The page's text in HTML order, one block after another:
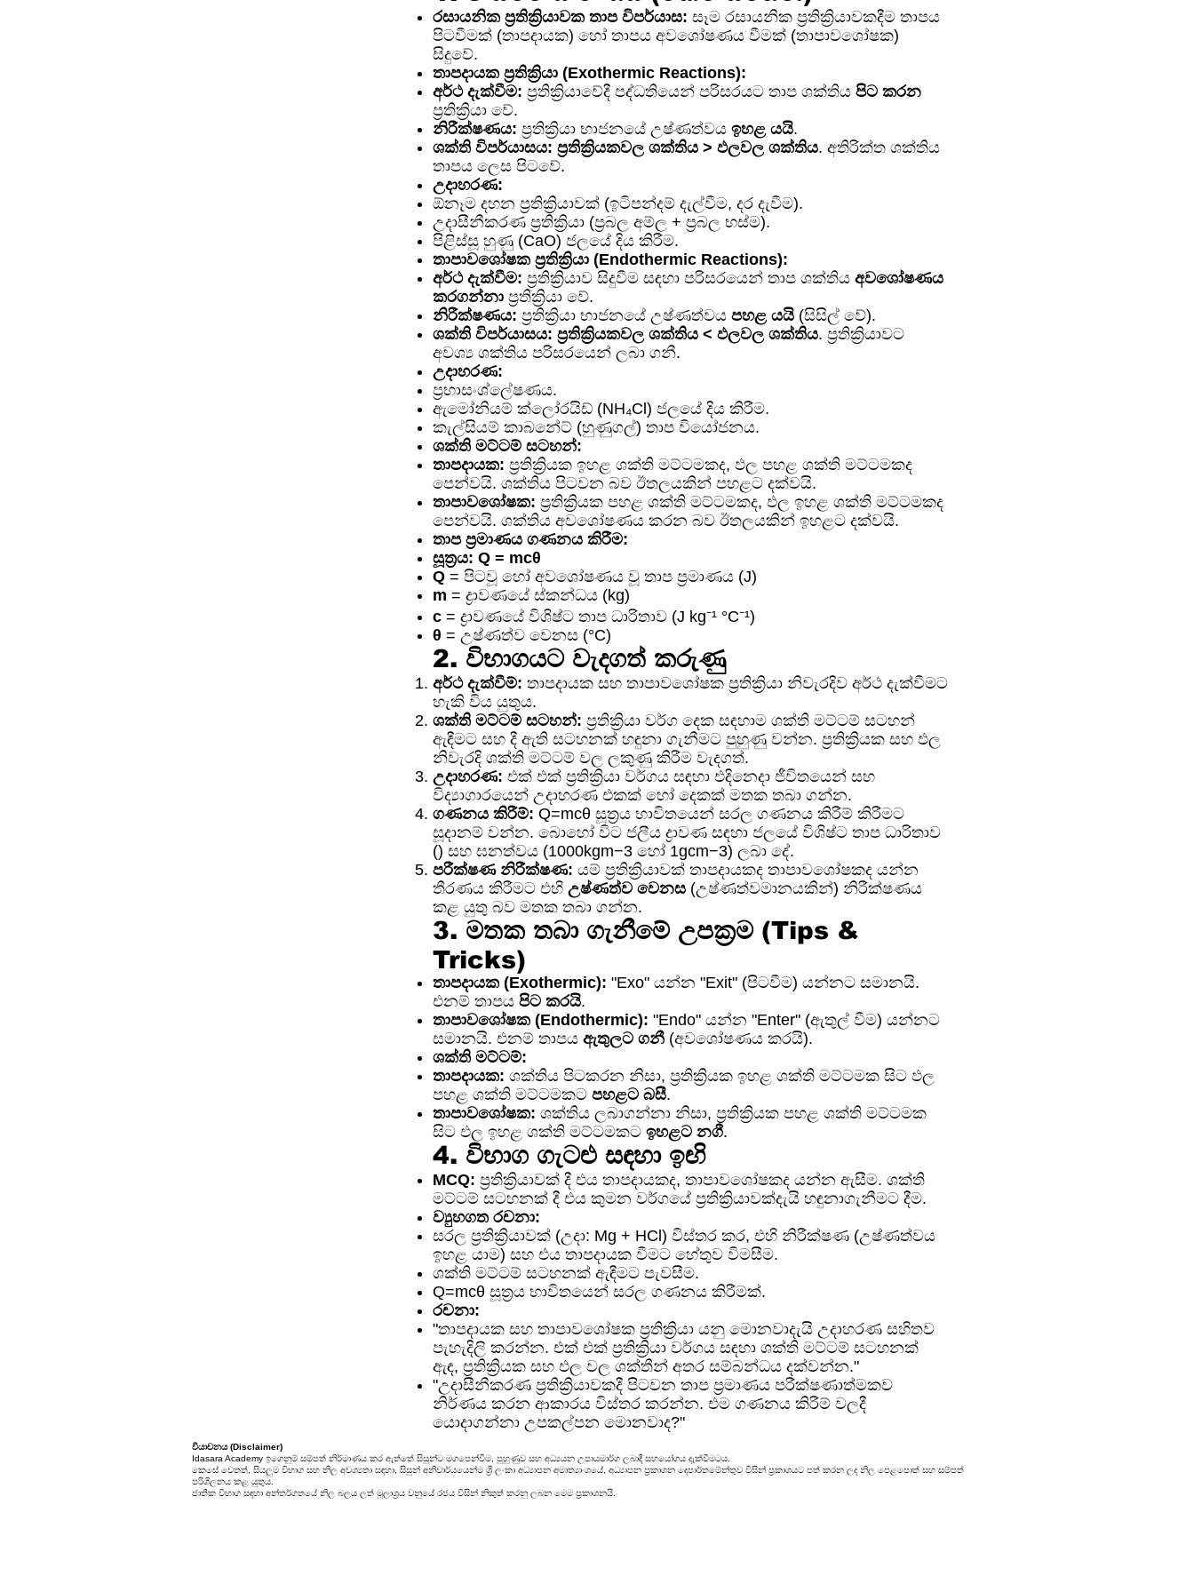
රසායනික ප්‍රතික්‍රියාවක තාප විපර්යාස: සෑම රසායනික ප්‍රතික්‍රියාවකදීම තාපය
පිටවීමක් (තාපදායක) හෝ තාපය අවශෝෂණය වීමක් (තාපාවශෝෂක)
සිදුවේ.
තාපදායක ප්‍රතික්‍රියා (Exothermic Reactions):
අර්ථ දැක්වීම: ප්‍රතික්‍රියාවේදී පද්ධතියෙන් පරිසරයට තාප ශක්තිය පිට කරන
ප්‍රතික්‍රියා වේ.
නිරීක්ෂණය: ප්‍රතික්‍රියා භාජනයේ උෂ්ණත්වය ඉහළ යයි.
ශක්ති විපර්යාසය: ප්‍රතික්‍රියකවල ශක්තිය > ඵලවල ශක්තිය. අතිරික්ත ශක්තිය
තාපය ලෙස පිටවේ.
උදාහරණ:
ඕනෑම දහන ප්‍රතික්‍රියාවක් (ඉටිපන්දම් දැල්වීම, දර දැවීම).
උදාසීනීකරණ ප්‍රතික්‍රියා (ප්‍රබල අම්ල + ප්‍රබල භස්ම).
පිළිස්සූ හුණු (CaO) ජලයේ දිය කිරීම.
තාපාවශෝෂක ප්‍රතික්‍රියා (Endothermic Reactions):
අර්ථ දැක්වීම: ප්‍රතික්‍රියාව සිදුවීම සඳහා පරිසරයෙන් තාප ශක්තිය අවශෝෂණය
කරගන්නා ප්‍රතික්‍රියා වේ.
නිරීක්ෂණය: ප්‍රතික්‍රියා භාජනයේ උෂ්ණත්වය පහළ යයි (සිසිල් වේ).
ශක්ති විපර්යාසය: ප්‍රතික්‍රියකවල ශක්තිය < ඵලවල ශක්තිය. ප්‍රතික්‍රියාවට
අවශ්‍ය ශක්තිය පරිසරයෙන් ලබා ගනී.
උදාහරණ:
ප්‍රභාසංශ්ලේෂණය.
ඇමෝනියම් ක්ලෝරයිඩ් (NH₄Cl) ජලයේ දිය කිරීම.
කැල්සියම් කාබනේට් (හුණුගල්) තාප වියෝජනය.
ශක්ති මට්ටම් සටහන්:
තාපදායක: ප්‍රතික්‍රියක ඉහළ ශක්ති මට්ටමකද, ඵල පහළ ශක්ති මට්ටමකද
පෙන්වයි. ශක්තිය පිටවන බව ඊතලයකින් පහළට දක්වයි.
තාපාවශෝෂක: ප්‍රතික්‍රියක පහළ ශක්ති මට්ටමකද, ඵල ඉහළ ශක්ති මට්ටමකද
පෙන්වයි. ශක්තිය අවශෝෂණය කරන බව ඊතලයකින් ඉහළට දක්වයි.
තාප ප්‍රමාණය ගණනය කිරීම:
සූත්‍රය: Q = mcθ
Q = පිටවූ හෝ අවශෝෂණය වූ තාප ප්‍රමාණය (J)
m = ද්‍රාවණයේ ස්කන්ධය (kg)
c = ද්‍රාවණයේ විශිෂ්ට තාප ධාරිතාව (J kg⁻¹ °C⁻¹)
θ = උෂ්ණත්ව වෙනස (°C)
2. විභාගයට වැදගත් කරුණු
අර්ථ දැක්වීම්: තාපදායක සහ තාපාවශෝෂක ප්‍රතික්‍රියා නිවැරදිව අර්ථ දැක්වීමට
හැකි විය යුතුය.
ශක්ති මට්ටම් සටහන්: ප්‍රතික්‍රියා වර්ග දෙක සඳහාම ශක්ති මට්ටම් සටහන්
ඇඳීමට සහ දී ඇති සටහනක් හඳුනා ගැනීමට පුහුණු වන්න. ප්‍රතික්‍රියක සහ ඵල
නිවැරදි ශක්ති මට්ටම් වල ලකුණු කිරීම වැදගත්.
උදාහරණ: එක් එක් ප්‍රතික්‍රියා වර්ගය සඳහා එදිනෙදා ජීවිතයෙන් සහ
විද්‍යාගාරයෙන් උදාහරණ එකක් හෝ දෙකක් මතක තබා ගන්න.
ගණනය කිරීම්: Q=mcθ සූත්‍රය භාවිතයෙන් සරල ගණනය කිරීම් කිරීමට
සූදානම් වන්න. බොහෝ විට ජලීය ද්‍රාවණ සඳහා ජලයේ විශිෂ්ට තාප ධාරිතාව
() සහ ඝනත්වය (1000kgm−3 හෝ 1gcm−3) ලබා දේ.
පරීක්ෂණ නිරීක්ෂණ: යම් ප්‍රතික්‍රියාවක් තාපදායකද තාපාවශෝෂකද යන්න
තීරණය කිරීමට එහි උෂ්ණත්ව වෙනස (උෂ්ණත්වමානයකින්) නිරීක්ෂණය
කළ යුතු බව මතක තබා ගන්න.
3. මතක තබා ගැනීමේ උපක්‍රම (Tips &
Tricks)
තාපදායක (Exothermic): "Exo" යන්න "Exit" (පිටවීම) යන්නට සමානයි.
එනම් තාපය පිට කරයි.
තාපාවශෝෂක (Endothermic): "Endo" යන්න "Enter" (ඇතුල් වීම) යන්නට
සමානයි. එනම් තාපය ඇතුලට ගනී (අවශෝෂණය කරයි).
ශක්ති මට්ටම්:
තාපදායක: ශක්තිය පිටකරන නිසා, ප්‍රතික්‍රියක ඉහළ ශක්ති මට්ටමක සිට ඵල
පහළ ශක්ති මට්ටමකට පහළට බසී.
තාපාවශෝෂක: ශක්තිය ලබාගන්නා නිසා, ප්‍රතික්‍රියක පහළ ශක්ති මට්ටමක
සිට ඵල ඉහළ ශක්ති මට්ටමකට ඉහළට නගී.
4. විභාග ගැටළු සඳහා ඉඟි
MCQ: ප්‍රතික්‍රියාවක් දී එය තාපදායකද, තාපාවශෝෂකද යන්න ඇසීම. ශක්ති
මට්ටම් සටහනක් දී එය කුමන වර්ගයේ ප්‍රතික්‍රියාවක්දැයි හඳුනාගැනීමට දීම.
ව්‍යුහගත රචනා:
සරල ප්‍රතික්‍රියාවක් (උදා: Mg + HCl) විස්තර කර, එහි නිරීක්ෂණ (උෂ්ණත්වය
ඉහළ යාම) සහ එය තාපදායක වීමට හේතුව විමසීම.
ශක්ති මට්ටම් සටහනක් ඇඳීමට පැවසීම.
Q=mcθ සූත්‍රය භාවිතයෙන් සරල ගණනය කිරීමක්.
රචනා:
"තාපදායක සහ තාපාවශෝෂක ප්‍රතික්‍රියා යනු මොනවාදැයි උදාහරණ සහිතව
පැහැදිලි කරන්න. එක් එක් ප්‍රතික්‍රියා වර්ගය සඳහා ශක්ති මට්ටම් සටහනක්
ඇඳ, ප්‍රතික්‍රියක සහ ඵල වල ශක්තීන් අතර සම්බන්ධය දක්වන්න."
"උදාසීනීකරණ ප්‍රතික්‍රියාවකදී පිටවන තාප ප්‍රමාණය පරීක්ෂණාත්මකව
නිර්ණය කරන ආකාරය විස්තර කරන්න. එම ගණනය කිරීම් වලදී
යොදාගන්නා උපකල්පන මොනවාද?"
වියාචනය (Disclaimer)
Idasara Academy ඉගෙනුම් සම්පත් නිර්මාණය කර ඇත්තේ සිසුන්ට මගපෙන්වීම, පුහුණුව සහ අධ්‍යයන උපායමාර්ග ලබාදී සහයෝගය දැක්වීමටය.
කෙසේ වෙතත්, සියලුම විභාග සහ නිල අවශ්‍යතා සඳහා, සිසුන් අනිවාර්යයෙන්ම ශ්‍රී ලංකා අධ්‍යාපන අමාත්‍යාංශයේ, අධ්‍යාපන ප්‍රකාශන දෙපාර්තමේන්තුව විසින් ප්‍රකාශයට පත් කරන ලද නිල පෙළපොත් සහ සම්පත්
පරිශීලනය කළ යුතුය.
ජාතික විභාග සඳහා අන්තර්ගතයේ නිල බලය ලත් මූලාශ්‍රය වනුයේ රජය විසින් නිකුත් කරනු ලබන මෙම ප්‍රකාශනයි.